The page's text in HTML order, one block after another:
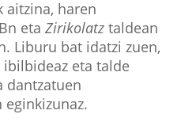
aitzina, haren
eta Zirikolatz taldean
Liburu bat idatzi zuen,
eta talde
dantzatuen